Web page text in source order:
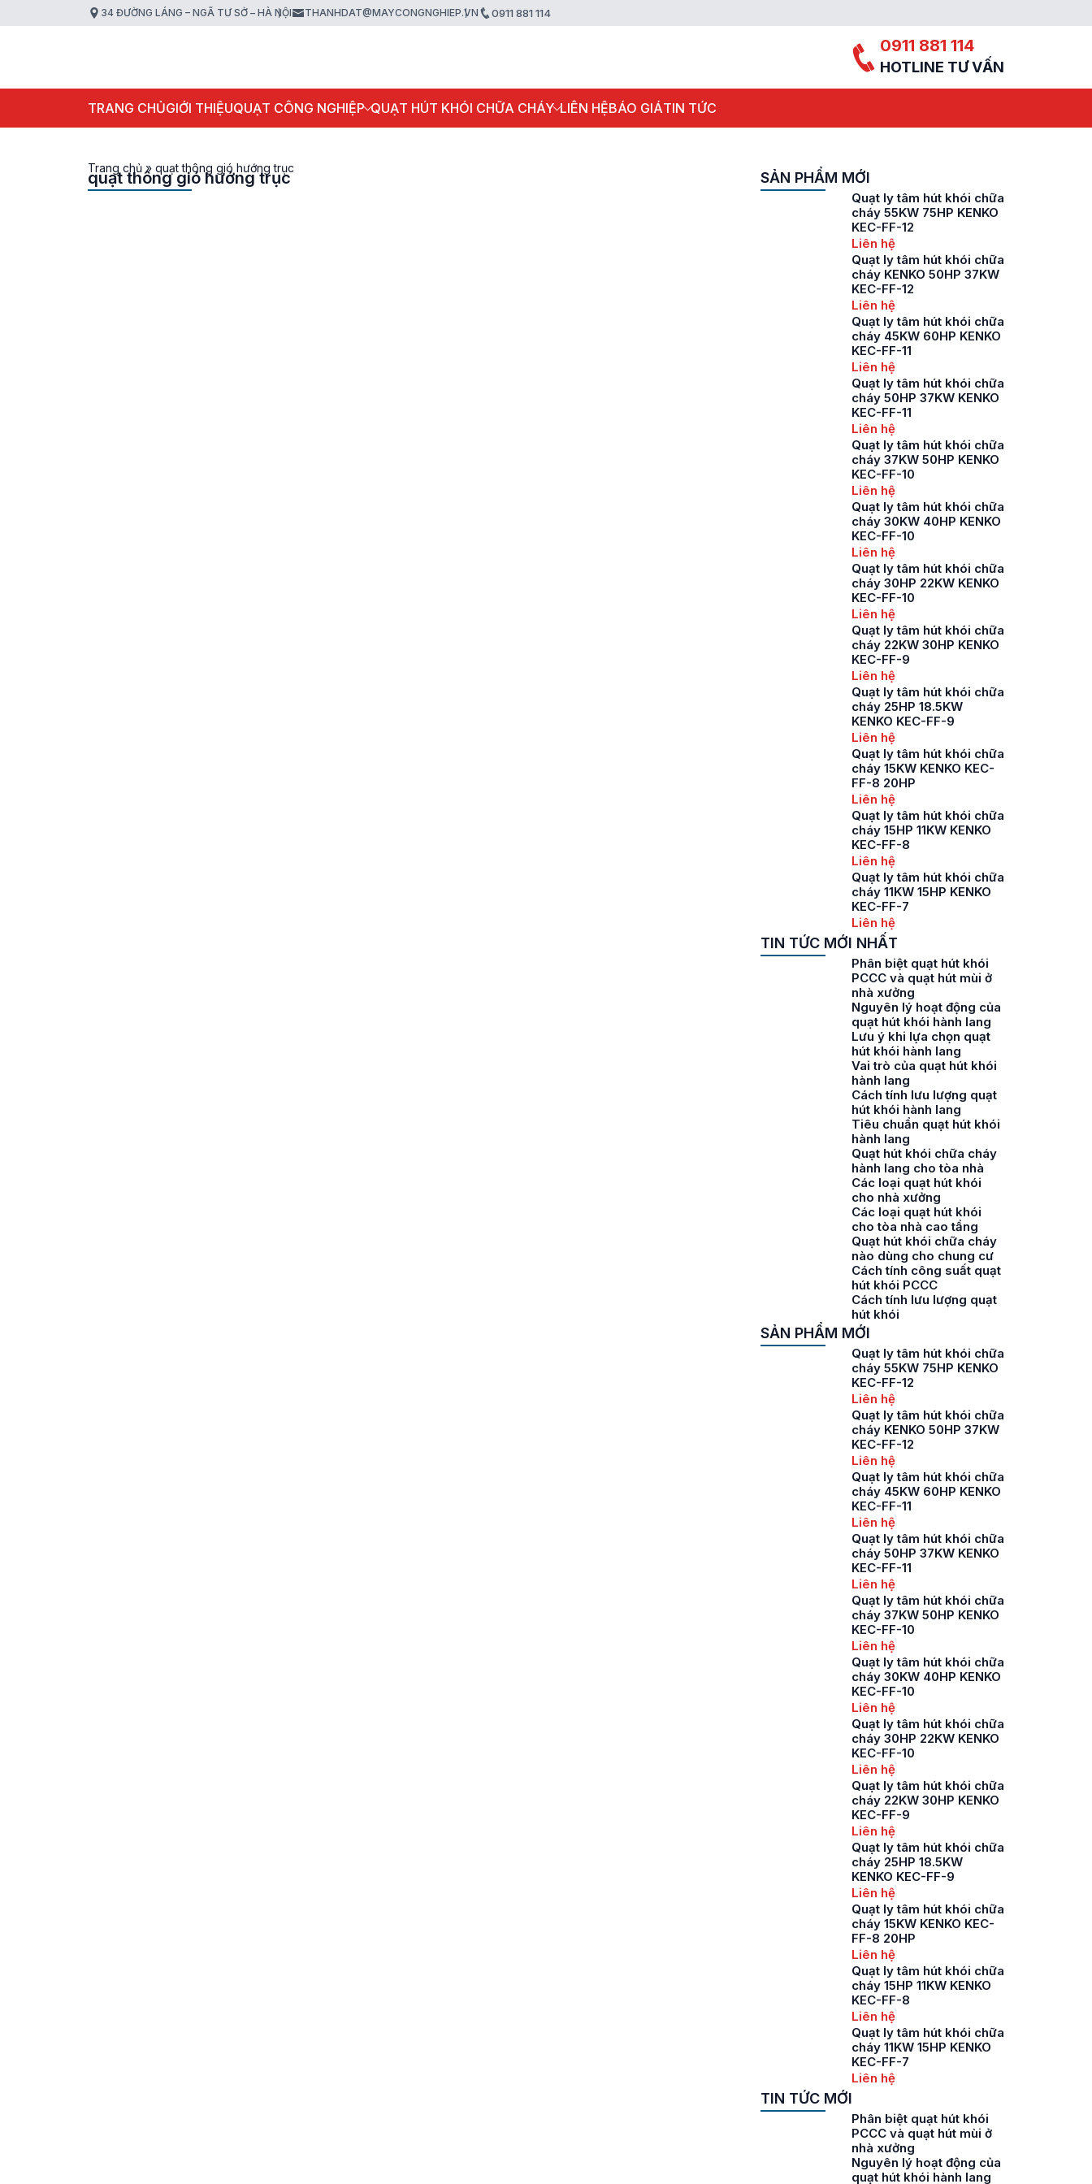
34 ĐƯỜNG LÁNG – NGÃ TƯ SỞ – HÀ NỘI THANHDAT@MAYCONGNGHIEP.VN 0911 881 114
0911 881 114
HOTLINE TƯ VẤN
TRANG CHỦGIỚI THIỆUQUẠT CÔNG NGHIỆP QUẠT HÚT KHÓI CHỮA CHÁY LIÊN HỆBÁO GIÁTIN TỨC
Trang chủ » quạt thông gió hướng trục
quạt thông gió hướng trục SẢN PHẨM MỚI
Quạt ly tâm hút khói chữa
cháy 55KW 75HP KENKO
KEC-FF-12
Liên hệ
Quạt ly tâm hút khói chữa
cháy KENKO 50HP 37KW
KEC-FF-12
Liên hệ
Quạt ly tâm hút khói chữa
cháy 45KW 60HP KENKO
KEC-FF-11
Liên hệ
Quạt ly tâm hút khói chữa
cháy 50HP 37KW KENKO
KEC-FF-11
Liên hệ
Quạt ly tâm hút khói chữa
cháy 37KW 50HP KENKO
KEC-FF-10
Liên hệ
Quạt ly tâm hút khói chữa
cháy 30KW 40HP KENKO
KEC-FF-10
Liên hệ
Quạt ly tâm hút khói chữa
cháy 30HP 22KW KENKO
KEC-FF-10
Liên hệ
Quạt ly tâm hút khói chữa
cháy 22KW 30HP KENKO
KEC-FF-9
Liên hệ
Quạt ly tâm hút khói chữa
cháy 25HP 18.5KW
KENKO KEC-FF-9
Liên hệ
Quạt ly tâm hút khói chữa
cháy 15KW KENKO KEC-
FF-8 20HP
Liên hệ
Quạt ly tâm hút khói chữa
cháy 15HP 11KW KENKO
KEC-FF-8
Liên hệ
Quạt ly tâm hút khói chữa
cháy 11KW 15HP KENKO
KEC-FF-7
Liên hệ
TIN TỨC MỚI NHẤT
Phân biệt quạt hút khói
PCCC và quạt hút mùi ở
nhà xưởng
Nguyên lý hoạt động của
quạt hút khói hành lang
Lưu ý khi lựa chọn quạt
hút khói hành lang
Vai trò của quạt hút khói
hành lang
Cách tính lưu lượng quạt
hút khói hành lang
Tiêu chuẩn quạt hút khói
hành lang
Quạt hút khói chữa cháy
hành lang cho tòa nhà
Các loại quạt hút khói
cho nhà xưởng
Các loại quạt hút khói
cho tòa nhà cao tầng
Quạt hút khói chữa cháy
nào dùng cho chung cư
Cách tính công suất quạt
hút khói PCCC
Cách tính lưu lượng quạt
hút khói
SẢN PHẨM MỚI
Quạt ly tâm hút khói chữa
cháy 55KW 75HP KENKO
KEC-FF-12
Liên hệ
Quạt ly tâm hút khói chữa
cháy KENKO 50HP 37KW
KEC-FF-12
Liên hệ
Quạt ly tâm hút khói chữa
cháy 45KW 60HP KENKO
KEC-FF-11
Liên hệ
Quạt ly tâm hút khói chữa
cháy 50HP 37KW KENKO
KEC-FF-11
Liên hệ
Quạt ly tâm hút khói chữa
cháy 37KW 50HP KENKO
KEC-FF-10
Liên hệ
Quạt ly tâm hút khói chữa
cháy 30KW 40HP KENKO
KEC-FF-10
Liên hệ
Quạt ly tâm hút khói chữa
cháy 30HP 22KW KENKO
KEC-FF-10
Liên hệ
Quạt ly tâm hút khói chữa
cháy 22KW 30HP KENKO
KEC-FF-9
Liên hệ
Quạt ly tâm hút khói chữa
cháy 25HP 18.5KW
KENKO KEC-FF-9
Liên hệ
Quạt ly tâm hút khói chữa
cháy 15KW KENKO KEC-
FF-8 20HP
Liên hệ
Quạt ly tâm hút khói chữa
cháy 15HP 11KW KENKO
KEC-FF-8
Liên hệ
Quạt ly tâm hút khói chữa
cháy 11KW 15HP KENKO
KEC-FF-7
Liên hệ
TIN TỨC MỚI
Phân biệt quạt hút khói
PCCC và quạt hút mùi ở
nhà xưởng
Nguyên lý hoạt động của
quạt hút khói hành lang